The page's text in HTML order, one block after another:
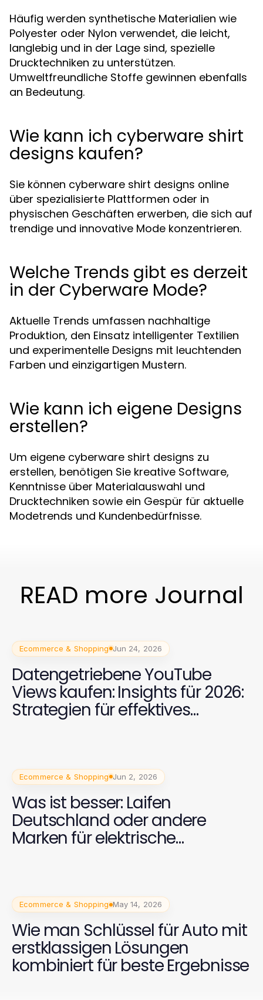
Häufig werden synthetische Materialien wie
Polyester oder Nylon verwendet, die leicht,
langlebig und in der Lage sind, spezielle
Drucktechniken zu unterstützen.
Umweltfreundliche Stoffe gewinnen ebenfalls
an Bedeutung.
Wie kann ich cyberware shirt
designs kaufen?
Sie können cyberware shirt designs online
über spezialisierte Plattformen oder in
physischen Geschäften erwerben, die sich auf
trendige und innovative Mode konzentrieren.
Welche Trends gibt es derzeit
in der Cyberware Mode?
Aktuelle Trends umfassen nachhaltige
Produktion, den Einsatz intelligenter Textilien
und experimentelle Designs mit leuchtenden
Farben und einzigartigen Mustern.
Wie kann ich eigene Designs
erstellen?
Um eigene cyberware shirt designs zu
erstellen, benötigen Sie kreative Software,
Kenntnisse über Materialauswahl und
Drucktechniken sowie ein Gespür für aktuelle
Modetrends und Kundenbedürfnisse.
READ more Journal
Ecommerce & Shopping Jun 24, 2026
Datengetriebene YouTube
Views kaufen: Insights für 2026:
Strategien für effektives
Wachstum
Ecommerce & Shopping Jun 2, 2026
Was ist besser: Laifen
Deutschland oder andere
Marken für elektrische
Ecommerce & Shopping May 14, 2026
Wie man Schlüssel für Auto mit
erstklassigen Lösungen
kombiniert für beste Ergebnisse